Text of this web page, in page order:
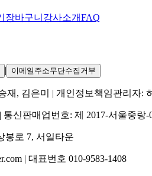
장바구니 강사소개FAQ
| 이메일주소무단수집거부
재, 김은미 | 개인정보책임관리자:
| 통신판매업번호: 제 2017-서울중랑-
봉로 7, 서일타운
| 대표번호 010-9583-1408